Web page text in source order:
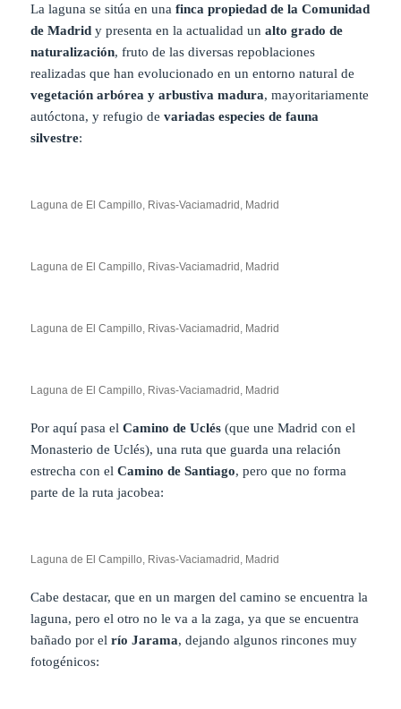
La laguna se sitúa en unafinca propiedad de la Comunidad
de Madridy presenta en la actualidad un alto grado de
naturalización, fruto de las diversas repoblaciones
realizadas que han evolucionado en un entorno natural de
vegetación arbórea y arbustiva madura, mayoritariamente
autóctona, y refugio devariadas especies de fauna
silvestre:
Laguna de El Campillo, Rivas-Vaciamadrid, Madrid
Laguna de El Campillo, Rivas-Vaciamadrid, Madrid
Laguna de El Campillo, Rivas-Vaciamadrid, Madrid
Laguna de El Campillo, Rivas-Vaciamadrid, Madrid
Por aquí pasa elCamino de Uclés (que une Madrid con el
Monasterio de Uclés), una ruta que guarda una relación
estrecha con elCamino de Santiago, pero que no forma
parte de la ruta jacobea:
Laguna de El Campillo, Rivas-Vaciamadrid, Madrid
Cabe destacar, que en un margen del camino se encuentra la
laguna, pero el otro no le va a la zaga, ya que se encuentra
bañado por elrío Jarama, dejando algunos rincones muy
fotogénicos: